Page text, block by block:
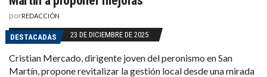
porREDACCIÓN
DESTACADAS 23 DE DICIEMBRE DE 2025
Cristian Mercado, dirigente joven del peronismo en San
Martín, propone revitalizar la gestión local desde una mirada